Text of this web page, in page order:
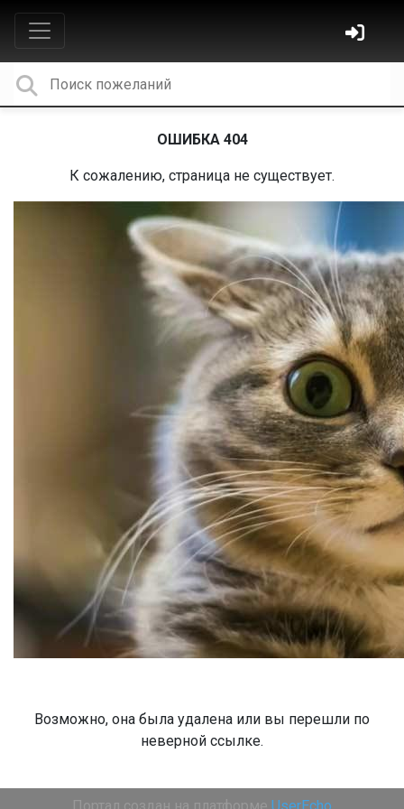
ОШИБКА 404
К сожалению, страница не существует.
Возможно, она была удалена или вы перешли по
неверной ссылке.